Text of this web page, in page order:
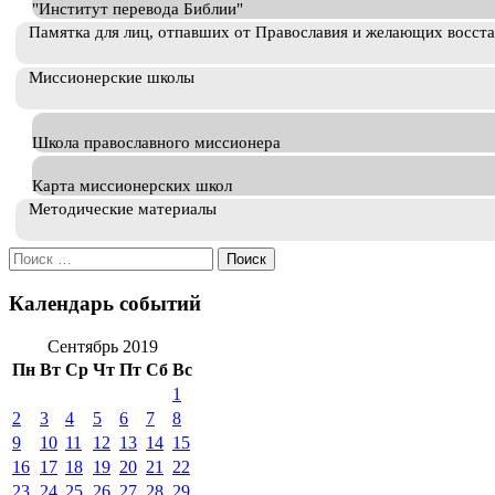
"Институт перевода Библии"
Памятка для лиц, отпавших от Православия и желающих
Миссионерские школы
Школа православного миссионера
Карта миссионерских школ
Методические материалы
Искать:
Календарь событий
Сентябрь 2019
Пн Вт Ср Чт Пт Сб Вс
1
2
3 4 5 6 7
8
9
10 11 12 13 14 15
16 17 18 19 20 21
22
23 24 25 26 27 28 29